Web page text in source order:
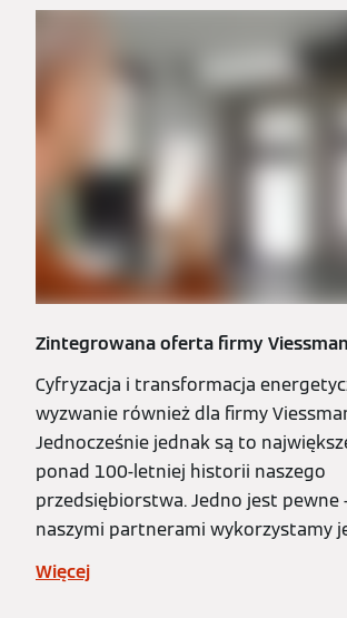
Zintegrowana oferta firmy
Cyfryzacja i transformacja
wyzwanie również dla firmy
Jednocześnie jednak są to
ponad 100-letniej historii naszego
przedsiębiorstwa. Jedno jest pewne
naszymi partnerami wykorzystamy
Więcej